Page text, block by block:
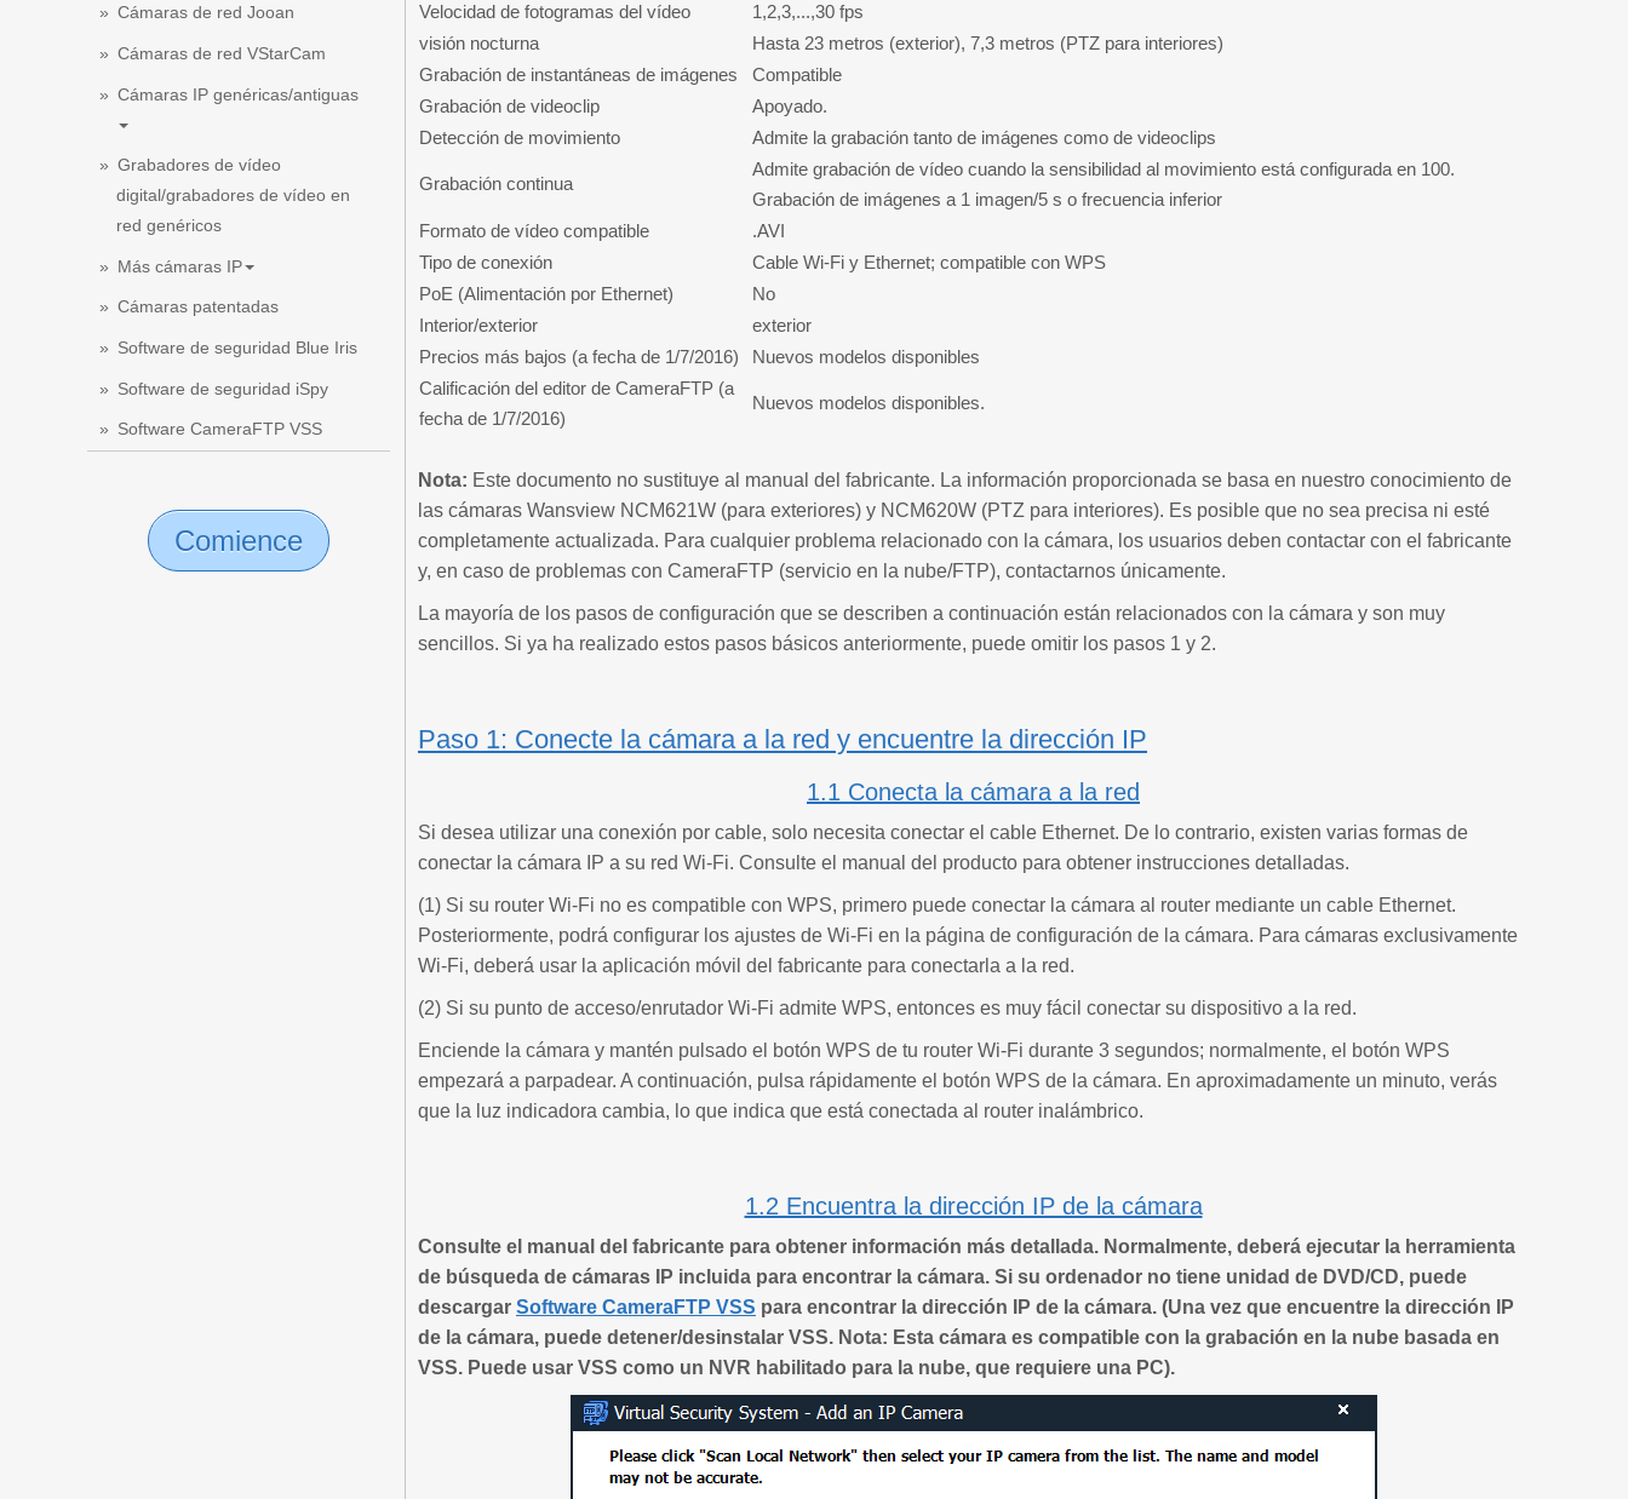
Cámaras de red Jooan
Cámaras de red VStarCam
Cámaras IP genéricas/antiguas
Grabadores de vídeo
digital/grabadores de vídeo en
red genéricos
Más cámaras IP
Cámaras patentadas
Software de seguridad Blue Iris
Software de seguridad iSpy
Software CameraFTP VSS
Comience
Velocidad de fotogramas del vídeo
1,2,3,...,30 fps
visión nocturna
Hasta 23 metros (exterior), 7,3 metros (PTZ para interiores)
Grabación de instantáneas de imágenes
Compatible
Grabación de videoclip
Apoyado.
Detección de movimiento
Admite la grabación tanto de imágenes como de videoclips
Grabación continua
Admite grabación de vídeo cuando la sensibilidad al movimiento está configurada en 100.
Grabación de imágenes a 1 imagen/5 s o frecuencia inferior
Formato de vídeo compatible
.AVI
Tipo de conexión
Cable Wi-Fi y Ethernet; compatible con WPS
PoE (Alimentación por Ethernet)
No
Interior/exterior
exterior
Precios más bajos (a fecha de 1/7/2016)
Nuevos modelos disponibles
Calificación del editor de CameraFTP (a
fecha de 1/7/2016)
Nuevos modelos disponibles.
Nota: Este documento no sustituye al manual del fabricante. La información proporcionada se basa en nuestro conocimiento de
las cámaras Wansview NCM621W (para exteriores) y NCM620W (PTZ para interiores). Es posible que no sea precisa ni esté
completamente actualizada. Para cualquier problema relacionado con la cámara, los usuarios deben contactar con el fabricante
y, en caso de problemas con CameraFTP (servicio en la nube/FTP), contactarnos únicamente.
La mayoría de los pasos de configuración que se describen a continuación están relacionados con la cámara y son muy
sencillos. Si ya ha realizado estos pasos básicos anteriormente, puede omitir los pasos 1 y 2.
Paso 1: Conecte la cámara a la red y encuentre la dirección IP
1.1 Conecta la cámara a la red
Si desea utilizar una conexión por cable, solo necesita conectar el cable Ethernet. De lo contrario, existen varias formas de
conectar la cámara IP a su red Wi-Fi. Consulte el manual del producto para obtener instrucciones detalladas.
(1) Si su router Wi-Fi no es compatible con WPS, primero puede conectar la cámara al router mediante un cable Ethernet.
Posteriormente, podrá configurar los ajustes de Wi-Fi en la página de configuración de la cámara. Para cámaras exclusivamente
Wi-Fi, deberá usar la aplicación móvil del fabricante para conectarla a la red.
(2) Si su punto de acceso/enrutador Wi-Fi admite WPS, entonces es muy fácil conectar su dispositivo a la red.
Enciende la cámara y mantén pulsado el botón WPS de tu router Wi-Fi durante 3 segundos; normalmente, el botón WPS
empezará a parpadear. A continuación, pulsa rápidamente el botón WPS de la cámara. En aproximadamente un minuto, verás
que la luz indicadora cambia, lo que indica que está conectada al router inalámbrico.
1.2 Encuentra la dirección IP de la cámara
Consulte el manual del fabricante para obtener información más detallada. Normalmente, deberá ejecutar la herramienta
de búsqueda de cámaras IP incluida para encontrar la cámara. Si su ordenador no tiene unidad de DVD/CD, puede
descargar Software CameraFTP VSS para encontrar la dirección IP de la cámara. (Una vez que encuentre la dirección IP
de la cámara, puede detener/desinstalar VSS. Nota: Esta cámara es compatible con la grabación en la nube basada en
VSS. Puede usar VSS como un NVR habilitado para la nube, que requiere una PC).